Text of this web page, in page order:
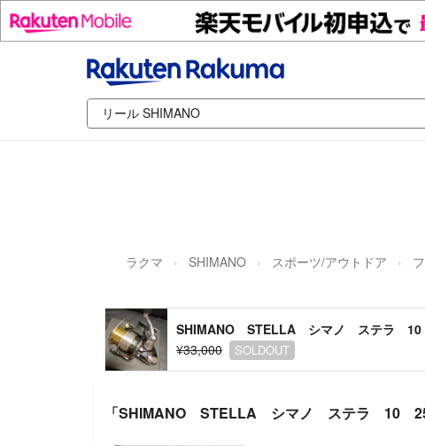
ラクマ SHIMANO スポーツ/アウトドア
SHIMANO STELLA シマノ ステラ
¥33,000
SOLDOUT
「SHIMANO STELLA シマノ ステラ 10